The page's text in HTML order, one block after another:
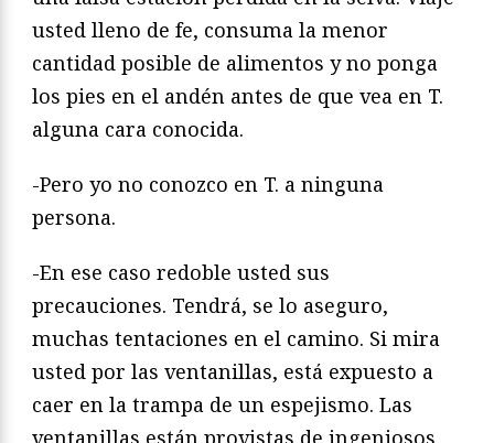
usted lleno de fe, consuma la menor
cantidad posible de alimentos y no ponga
los pies en el andén antes de que vea en T.
alguna cara conocida.
-Pero yo no conozco en T. a ninguna
persona.
-En ese caso redoble usted sus
precauciones. Tendrá, se lo aseguro,
muchas tentaciones en el camino. Si mira
usted por las ventanillas, está expuesto a
caer en la trampa de un espejismo. Las
ventanillas están provistas de ingeniosos